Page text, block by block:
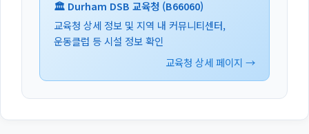
🏛️ Durham DSB 교육청 (B66060)
교육청 상세 정보 및 지역 내 커뮤니티센터,
운동클럽 등 시설 정보 확인
교육청 상세 페이지 →